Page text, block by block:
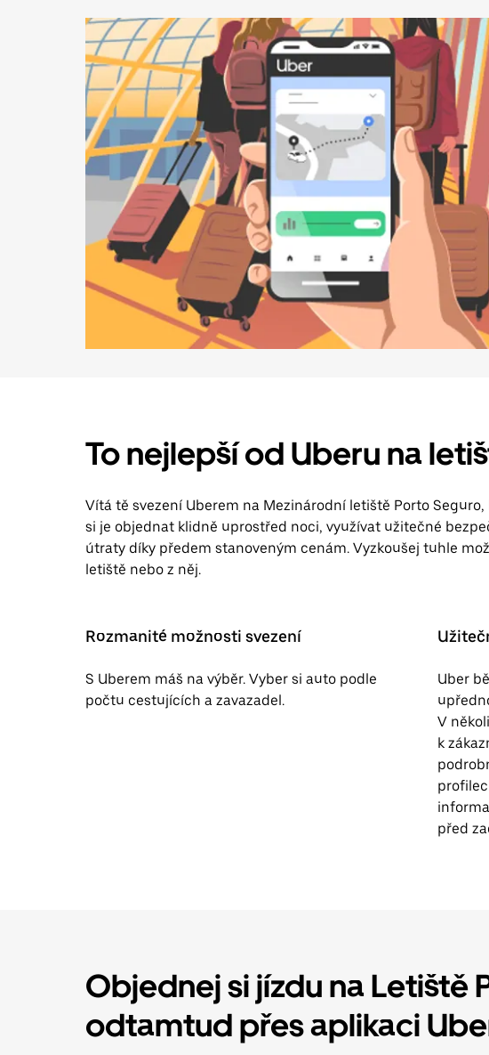
To nejlepší od Uberu na
Vítá tě svezení Uberem na Mezinárodní letiště Porto
si je objednat klidně uprostřed noci, využívat užitečné
útraty díky předem stanoveným cenám. Vyzkoušej tuhle
letiště nebo z něj.
Rozmanité možnosti svezení
S Uberem máš na výběr. Vyber si auto podle
počtu cestujících a zavazadel.
Uber
V
k
před
Objednej si jízdu na Letiště
odtamtud přes aplikaci